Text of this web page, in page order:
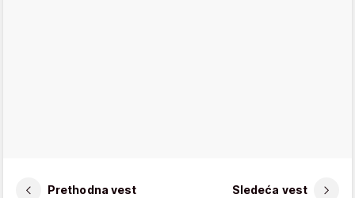
Prethodna vest Sledeća vest